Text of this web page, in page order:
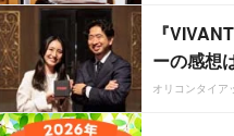
『
ーの感想
オリコンタイア